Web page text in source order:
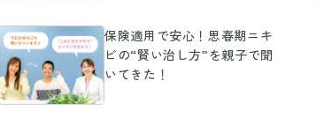
保険適用で安心！思春期ニキ
ビの“賢い治し方”を親子で聞
いてきた！